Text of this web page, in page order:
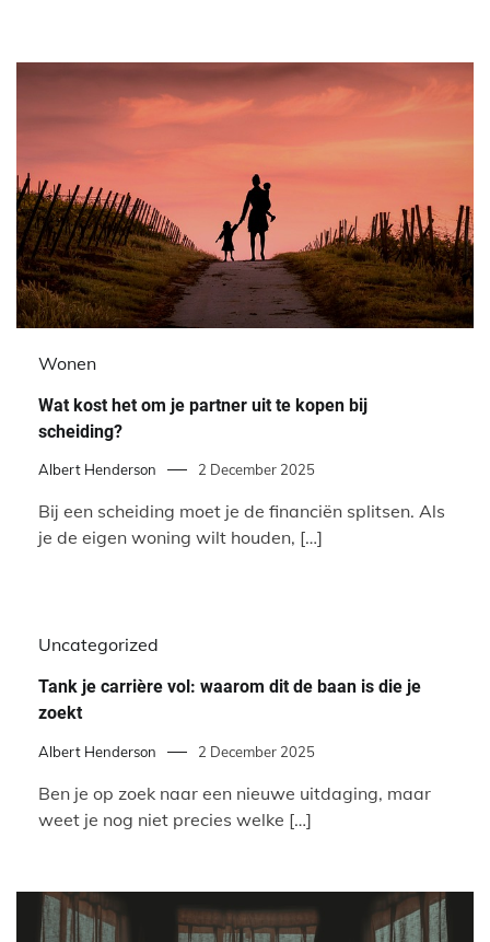
Wonen
Wat kost het om je partner uit te kopen bij
scheiding?
Albert Henderson 2 December 2025
Bij een scheiding moet je de financiën splitsen. Als
je de eigen woning wilt houden, […]
Uncategorized
Tank je carrière vol: waarom dit de baan is die je
zoekt
Albert Henderson 2 December 2025
Ben je op zoek naar een nieuwe uitdaging, maar
weet je nog niet precies welke […]